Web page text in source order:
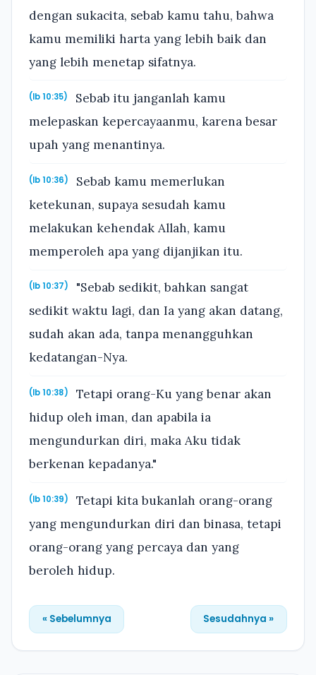
dengan sukacita, sebab kamu tahu, bahwa
kamu memiliki harta yang lebih baik dan
yang lebih menetap sifatnya.
(Ib 10:35)
Sebab itu janganlah kamu
melepaskan kepercayaanmu, karena besar
upah yang menantinya.
(Ib 10:36)
Sebab kamu memerlukan
ketekunan, supaya sesudah kamu
melakukan kehendak Allah, kamu
memperoleh apa yang dijanjikan itu.
(Ib 10:37)
"Sebab sedikit, bahkan sangat
sedikit waktu lagi, dan Ia yang akan datang,
sudah akan ada, tanpa menangguhkan
kedatangan-Nya.
(Ib 10:38)
Tetapi orang-Ku yang benar akan
hidup oleh iman, dan apabila ia
mengundurkan diri, maka Aku tidak
berkenan kepadanya."
(Ib 10:39)
Tetapi kita bukanlah orang-orang
yang mengundurkan diri dan binasa, tetapi
orang-orang yang percaya dan yang
beroleh hidup.
« Sebelumnya Sesudahnya »